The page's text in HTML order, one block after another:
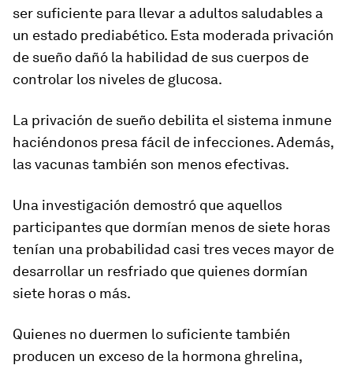
ser suficiente para llevar a adultos saludables a
un estado prediabético. Esta moderada privación
de sueño dañó la habilidad de sus cuerpos de
controlar los niveles de glucosa.
La privación de sueño debilita el sistema inmune
haciéndonos presa fácil de infecciones. Además,
las vacunas también son menos efectivas.
Una investigación demostró que aquellos
participantes que dormían menos de siete horas
tenían una probabilidad casi tres veces mayor de
desarrollar un resfriado que quienes dormían
siete horas o más.
Quienes no duermen lo suficiente también
producen un exceso de la hormona ghrelina,